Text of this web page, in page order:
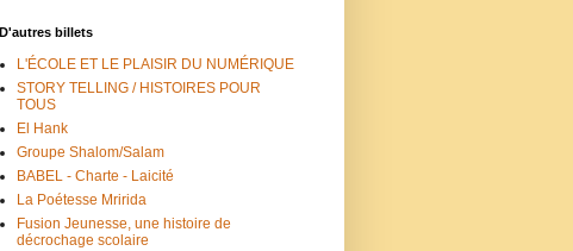
D'autres billets
L'ÉCOLE ET LE PLAISIR DU NUMÉRIQUE
STORY TELLING / HISTOIRES POUR
TOUS
El Hank
Groupe Shalom/Salam
BABEL - Charte - Laicité
La Poétesse Mririda
Fusion Jeunesse, une histoire de
décrochage scolaire